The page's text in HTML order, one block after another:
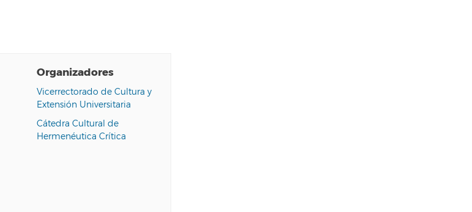
Organizadores
Vicerrectorado de Cultura y
Extensión Universitaria
Cátedra Cultural de
Hermenéutica Crítica